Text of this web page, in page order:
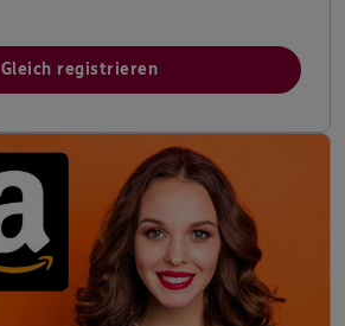
Gleich registrieren